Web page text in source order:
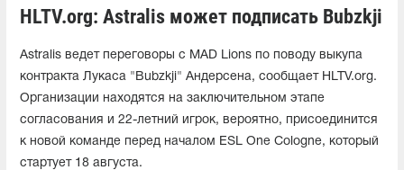
HLTV.org: Astralis может подписать Bubzkji
Astralis ведет переговоры с MAD Lions по поводу выкупа
контракта Лукаса "Bubzkji" Андерсена, сообщает HLTV.org.
Организации находятся на заключительном этапе
согласования и 22-летний игрок, вероятно, присоединится
к новой команде перед началом ESL One Cologne, который
стартует 18 августа.